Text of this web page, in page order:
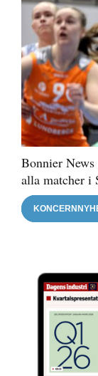
Bonnier News
alla matcher i